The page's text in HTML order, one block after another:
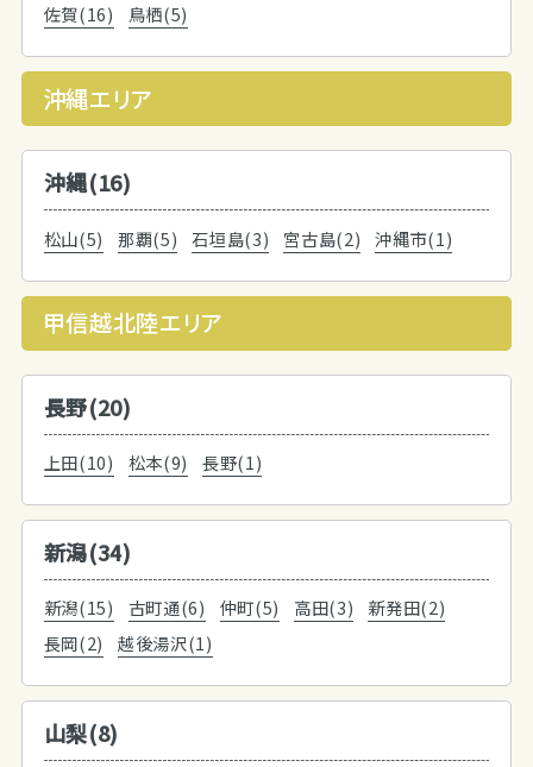
佐賀(16) 鳥栖(5)
沖縄エリア
沖縄(16)
松山(5) 那覇(5) 石垣島(3) 宮古島(2) 沖縄市(1)
甲信越北陸エリア
長野(20)
上田(10) 松本(9) 長野(1)
新潟(34)
新潟(15) 古町通(6) 仲町(5) 高田(3)
新発田(2)
長岡(2)
越後湯沢(1)
山梨(8)